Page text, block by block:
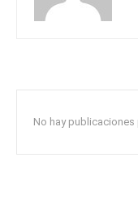
No hay publicaciones